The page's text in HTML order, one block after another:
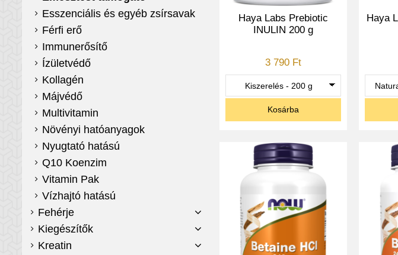
Haya Labs Prebiotic
INULIN 200 g
3 790 Ft
Kosárba
Haya
Esszenciális és egyéb zsírsavak
Férfi erő
Immunerősítő
Ízületvédő
Kollagén
Májvédő
Multivitamin
Növényi hatóanyagok
Nyugtató hatású
Q10 Koenzim
Vitamin Pak
Vízhajtó hatású
Fehérje
Kiegészítők
Kreatin